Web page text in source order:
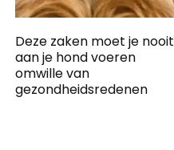
Deze zaken moet je nooit
aan je hond voeren
omwille van
gezondheidsredenen